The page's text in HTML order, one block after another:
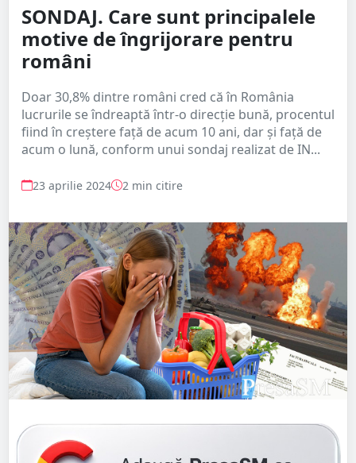
SONDAJ. Care sunt principalele
motive de îngrijorare pentru
români
Doar 30,8% dintre români cred că în România
lucrurile se îndreaptă într-o direcţie bună, procentul
fiind în creştere faţă de acum 10 ani, dar şi faţă de
acum o lună, conform unui sondaj realizat de IN...
23 aprilie 2024 2 min citire